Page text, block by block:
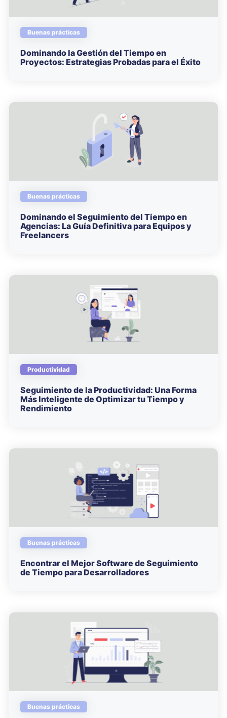
Buenas prácticas
Dominando la Gestión del Tiempo en
Proyectos: Estrategias Probadas para el Éxito
Buenas prácticas
Dominando el Seguimiento del Tiempo en
Agencias: La Guía Definitiva para Equipos y
Freelancers
Productividad
Seguimiento de la Productividad: Una Forma
Más Inteligente de Optimizar tu Tiempo y
Rendimiento
Buenas prácticas
Encontrar el Mejor Software de Seguimiento
de Tiempo para Desarrolladores
Buenas prácticas